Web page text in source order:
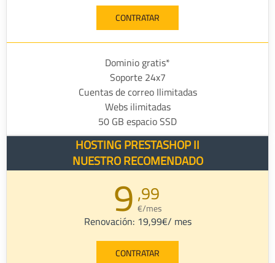
CONTRATAR
Dominio gratis*
Soporte 24x7
Cuentas de correo Ilimitadas
Webs ilimitadas
50 GB espacio SSD
HOSTING PRESTASHOP II
NUESTRO RECOMENDADO
9,99
€/mes
Renovación: 19,99€/ mes
CONTRATAR